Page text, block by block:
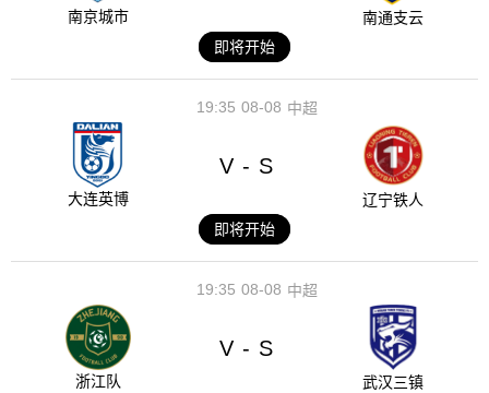
南京城市
南通支云
即将开始
08-08
19:35 中超
大连英博
V - S
辽宁铁人
即将开始
08-08
19:35 中超
浙江队
V - S
武汉三镇